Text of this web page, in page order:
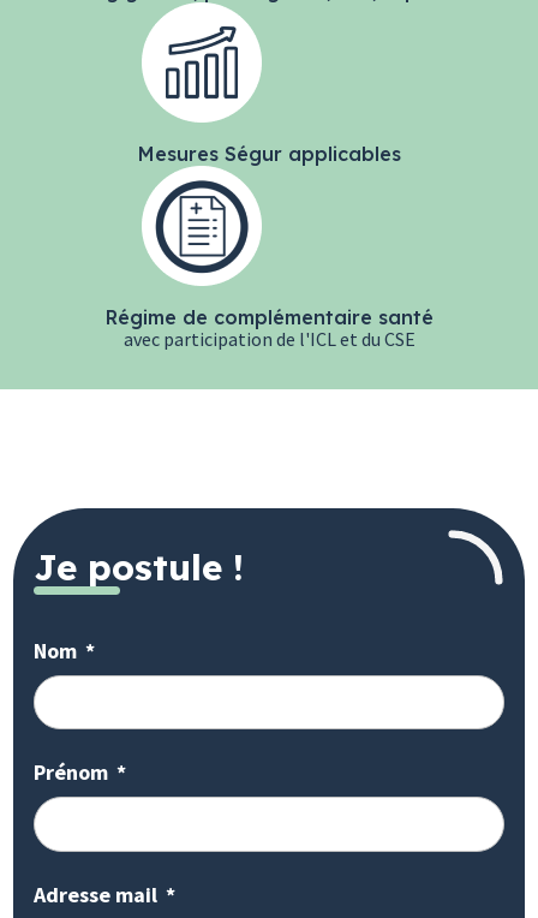
Mesures Ségur applicables
Régime de complémentaire santé
avec participation de l'ICL et du CSE
Je postule !
Nom
Prénom
Adresse mail